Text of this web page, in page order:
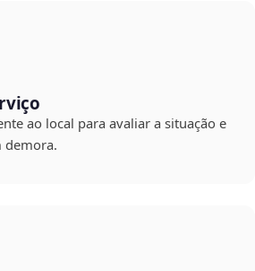
ao local para avaliar a situação e
demora.